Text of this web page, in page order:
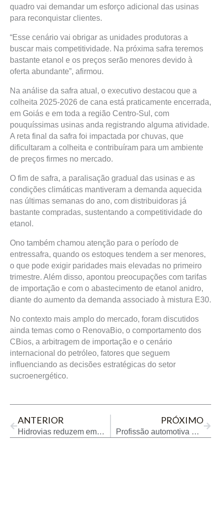
quadro vai demandar um esforço adicional das usinas
para reconquistar clientes.
“Esse cenário vai obrigar as unidades produtoras a
buscar mais competitividade. Na próxima safra teremos
bastante etanol e os preços serão menores devido à
oferta abundante”, afirmou.
Na análise da safra atual, o executivo destacou que a
colheita 2025-2026 de cana está praticamente encerrada,
em Goiás e em toda a região Centro-Sul, com
pouquíssimas usinas anda registrando alguma atividade.
A reta final da safra foi impactada por chuvas, que
dificultaram a colheita e contribuíram para um ambiente
de preços firmes no mercado.
O fim de safra, a paralisação gradual das usinas e as
condições climáticas mantiveram a demanda aquecida
nas últimas semanas do ano, com distribuidoras já
bastante compradas, sustentando a competitividade do
etanol.
Ono também chamou atenção para o período de
entressafra, quando os estoques tendem a ser menores,
o que pode exigir paridades mais elevadas no primeiro
trimestre. Além disso, apontou preocupações com tarifas
de importação e com o abastecimento de etanol anidro,
diante do aumento da demanda associado à mistura E30.
No contexto mais amplo do mercado, foram discutidos
ainda temas como o RenovaBio, o comportamento dos
CBios, a arbitragem de importação e o cenário
internacional do petróleo, fatores que seguem
influenciando as decisões estratégicas do setor
sucroenergético.
ANTERIOR
Hidrovias reduzem emissões e se consolidam como modelo de logística sustentável
PRÓXIMO
Profissão automotiva enfrenta pressão entre frota envelhecida e veículos mais tecnológicos